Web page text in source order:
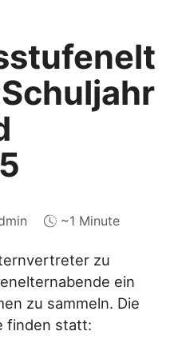
~1 Minute
zu
ein
zu sammeln. Die
finden statt: